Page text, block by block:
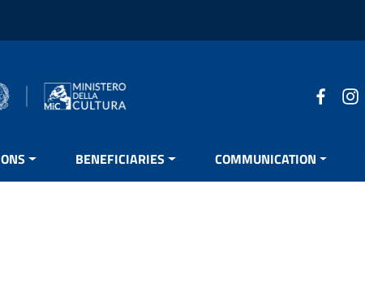
BENEFICIARIES COMMUNICATION